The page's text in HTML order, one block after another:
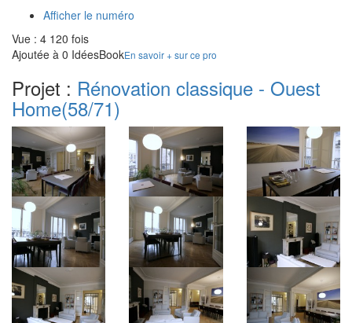
Afficher le numéro
Vue : 4 120 fois
Ajoutée à 0 IdéesBookEn savoir + sur ce pro
Projet : Rénovation classique - Ouest
Home(58/71)